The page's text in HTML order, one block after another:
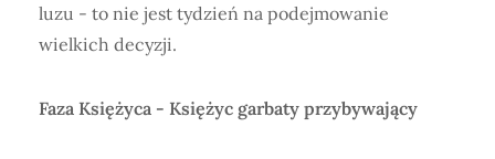
luzu - to nie jest tydzień na podejmowanie
wielkich decyzji.
Faza Księżyca - Księżyc garbaty przybywający